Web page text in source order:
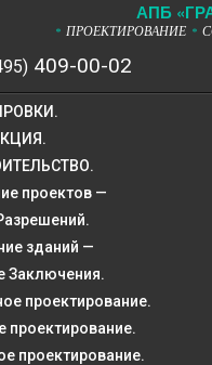
АПБ
* ПРОЕКТИРОВАНИЕ *
409-00-02
проектов —
зданий —
Заключения.
проектирование.
проектирование.
проектирование.